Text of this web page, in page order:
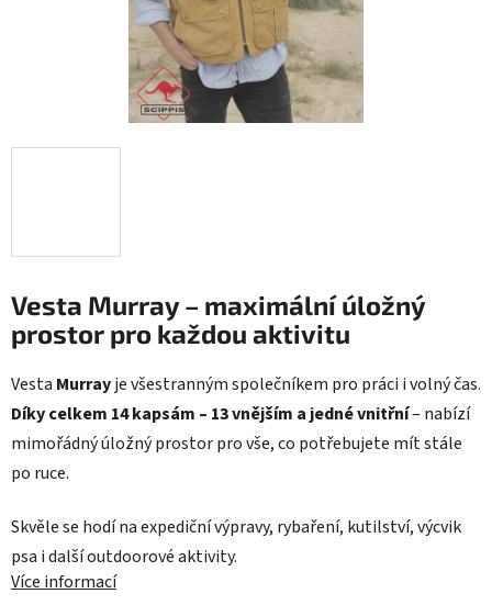
Vesta Murray – maximální úložný
prostor pro každou aktivitu
Vesta Murrayje všestranným společníkem pro práci i volný čas.
Díky celkem 14 kapsám – 13 vnějším a jedné vnitřní– nabízí
mimořádný úložný prostor pro vše, co potřebujete mít stále
po ruce.
Skvěle se hodí na expediční výpravy, rybaření, kutilství, výcvik
psa i další outdoorové aktivity.
Více informací